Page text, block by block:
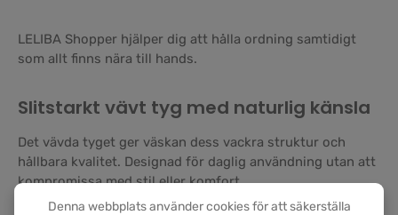
LELIBA Shopper hjälper dig att hålla ordning samtidigt
som allt finns nära till hands.
Slitstarkt vävt tyg med naturlig känsla
Det vävda tyget ger väskan dess vackra struktur och
hållbara kvalitet. Designad för daglig användning utan att
kompromissa med stil eller komfort.
Denna webbplats använder cookies för att säkerställa